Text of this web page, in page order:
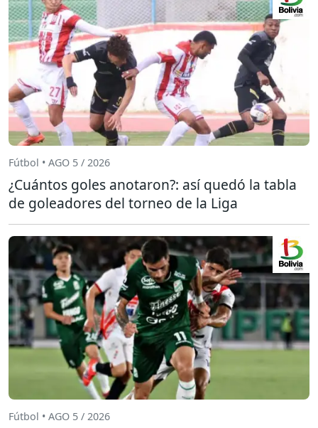
Fútbol • AGO 5 / 2026
¿Cuántos goles anotaron?: así quedó la tabla
de goleadores del torneo de la Liga
Fútbol • AGO 5 / 2026